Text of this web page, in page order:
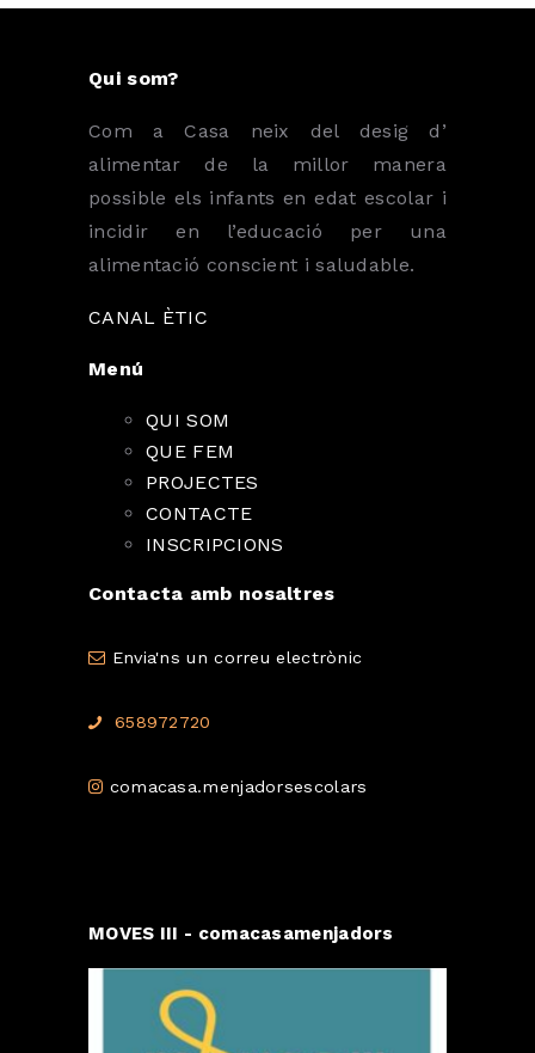
Qui som?
Com a Casa neix del desig d’
alimentar de la millor manera
possible els infants en edat escolar i
incidir en l’educació per una
alimentació conscient i saludable.
CANAL ÈTIC
Menú
QUI SOM
QUE FEM
PROJECTES
CONTACTE
INSCRIPCIONS
Contacta amb nosaltres
Envia'ns un correu electrònic
658972720
comacasa.menjadorsescolars
MOVES III - comacasamenjadors